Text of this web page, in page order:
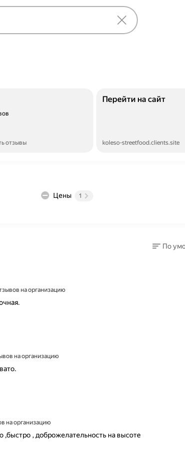
отзывы
Перейти на сайт
koleso-streetfood.clients.site
Цены 1
По
на организацию
на организацию
на организацию
,быстро , доброжелательность на высоте